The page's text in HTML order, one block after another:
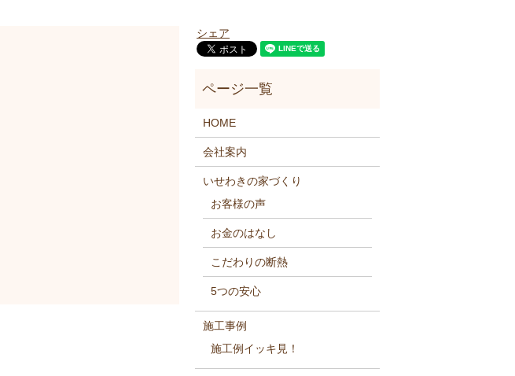
シェア
HOME
会社案内
いせわきの家づくり
お客様の声
お金のはなし
こだわりの断熱
5つの安心
施工事例
施工例イッキ見！